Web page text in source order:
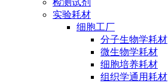
检测试剂
实验耗材
细胞工厂
分子生物学耗材
微生物学耗材
细胞培养耗材
组织学通用耗材